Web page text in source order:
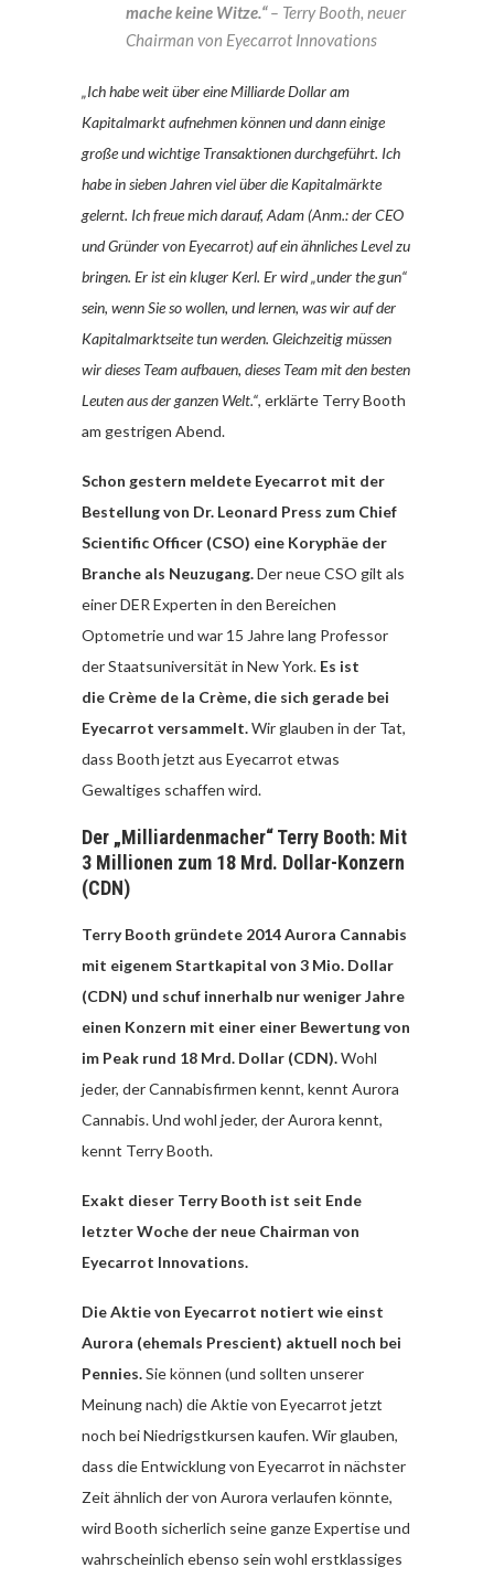
mache keine Witze.“– Terry Booth, neuer
Chairman von Eyecarrot Innovations
„Ich habe weit über eine Milliarde Dollar am
Kapitalmarkt aufnehmen können und dann einige
große und wichtige Transaktionen durchgeführt. Ich
habe in sieben Jahren viel über die Kapitalmärkte
gelernt. Ich freue mich darauf, Adam (Anm.: der CEO
und Gründer von Eyecarrot) auf ein ähnliches Level zu
bringen. Er ist ein kluger Kerl. Er wird „under the gun“
sein, wenn Sie so wollen, und lernen, was wir auf der
Kapitalmarktseite tun werden. Gleichzeitig müssen
wir dieses Team aufbauen, dieses Team mit den besten
Leuten aus der ganzen Welt.“, erklärte Terry Booth
am gestrigen Abend.
Schon gestern meldete Eyecarrot mit der
Bestellung von Dr. Leonard Press zum Chief
Scientific Officer (CSO) eine Koryphäe der
Branche als Neuzugang.Der neue CSO gilt als
einer DER Experten in den Bereichen
Optometrie und war 15 Jahre lang Professor
der Staatsuniversität in New York. Es ist
die Crème de la Crème, die sich gerade bei
Eyecarrot versammelt.Wir glauben in der Tat,
dass Booth jetzt aus Eyecarrot etwas
Gewaltiges schaffen wird.
Der „Milliardenmacher“ Terry Booth: Mit
3 Millionen zum 18 Mrd. Dollar-Konzern
(CDN)
Terry Booth gründete 2014 Aurora Cannabis
mit eigenem Startkapital von 3 Mio. Dollar
(CDN) und schuf innerhalb nur weniger Jahre
einen Konzern mit einer einer Bewertung von
im Peak rund 18 Mrd. Dollar (CDN).Wohl
jeder, der Cannabisfirmen kennt, kennt Aurora
Cannabis. Und wohl jeder, der Aurora kennt,
kennt Terry Booth.
Exakt dieser Terry Booth ist seit Ende
letzter Woche der neue Chairman von
Eyecarrot Innovations.
Die Aktie von Eyecarrot notiert wie einst
Aurora (ehemals Prescient) aktuell noch bei
Pennies.Sie können (und sollten unserer
Meinung nach) die Aktie von Eyecarrot jetzt
noch bei Niedrigstkursen kaufen. Wir glauben,
dass die Entwicklung von Eyecarrot in nächster
Zeit ähnlich der von Aurora verlaufen könnte,
wird Booth sicherlich seine ganze Expertise und
wahrscheinlich ebenso sein wohl erstklassiges